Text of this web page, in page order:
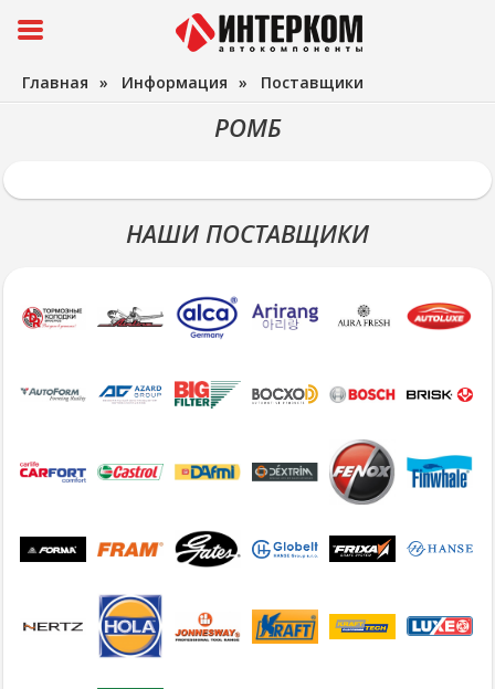
Главная » Информация » Поставщики
РОМБ
НАШИ ПОСТАВЩИКИ